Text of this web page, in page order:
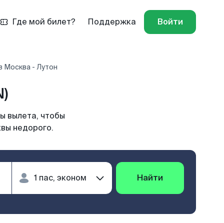
Где мой билет? Поддержка Войти
Москва - Лутон
вылета, чтобы
недорого.
Найти